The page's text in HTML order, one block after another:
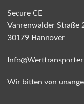
Secure CE
Vahrenwalder Straße
30179 Hannover
Wir bitten von